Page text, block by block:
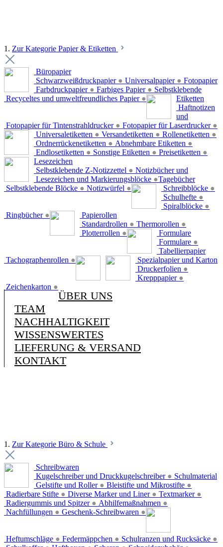
1. Zur Kategorie Papier & Etiketten
Büropapier
Schwarzweißdruckpapier ● Universalpapier ●
Farbdruckpapier ● Farbiges Papier ●
Recyceltes und umweltfreundliches Papier ●
Fotopapier
Fotopapier für Tintenstrahldrucker ● Fotopapier für Laserdrucker ●
Selbstklebende
Etiketten
Universaletiketten ● Versandetiketten ● Rollenetiketten ●
Ordnerrückenetiketten ● Abnehmbare Etiketten ●
Endlosetiketten ● Sonstige Etiketten ● Preisetiketten ●
Haftnotizen
und
Lesezeichen
Selbstklebende Z-Notizzettel ●
Lesezeichen und Markierungsblöcke ●
Selbstklebende Blöcke ● Notizwürfel ●
Notizbücher und
Tagebücher
Schreibblöcke ●
Schulhefte ●
Spiralblöcke ●
Ringbücher ●
Papierollen
Standardrollen ● Thermorollen ●
Plotterrollen ●
Formulare
Formulare ●
Tachographenrollen ●
Tabellierpapier
Spezialpapier und Karton
Druckerfolien ●
Krepppapier ●
Zeichenkarton ●
ÜBER UNS
TEAM
NACHHALTIGKEIT
WISSENSWERTES
LIEFERUNG & VERSAND
KONTAKT
1. Zur Kategorie Büro & Schule
Schreibwaren
Kugelschreiber und Druckkugelschreiber ●
Gelstifte und Roller ● Bleistifte und Mikrostifte ●
Radierbare Stifte ● Diverse Marker und Liner ● Textmarker ●
Radiergummis und Spitzer ● Abhilfemaßnahmen ●
Nachfüllungen ● Geschenk-Schreibwaren ●
Schulmaterial
Heftumschläge ● Federmäppchen ● Schulranzen und Rucksäcke ●